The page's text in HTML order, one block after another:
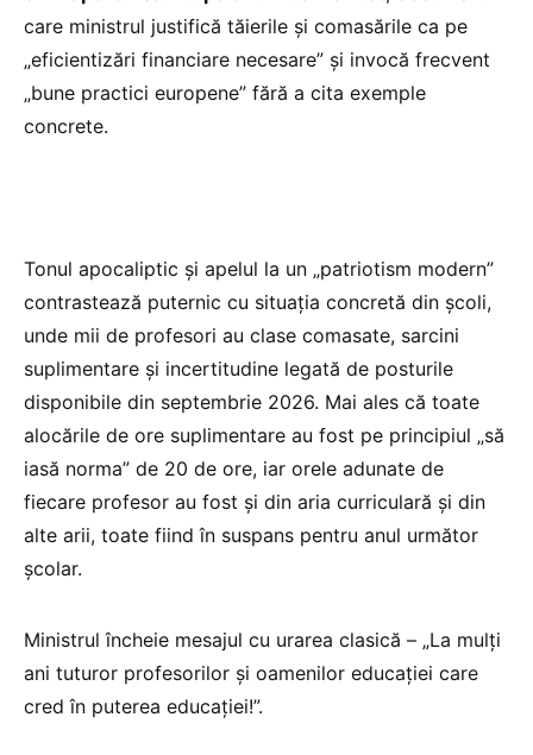
care ministrul justifică tăierile și comasările ca pe
„eficientizări financiare necesare” și invocă frecvent
„bune practici europene” fără a cita exemple
concrete.
Tonul apocaliptic și apelul la un „patriotism modern”
contrastează puternic cu situația concretă din școli,
unde mii de profesori au clase comasate, sarcini
suplimentare și incertitudine legată de posturile
disponibile din septembrie 2026. Mai ales că toate
alocările de ore suplimentare au fost pe principiul „să
iasă norma” de 20 de ore, iar orele adunate de
fiecare profesor au fost și din aria curriculară și din
alte arii, toate fiind în suspans pentru anul următor
școlar.
Ministrul încheie mesajul cu urarea clasică – „La mulți
ani tuturor profesorilor și oamenilor educației care
cred în puterea educației!”.